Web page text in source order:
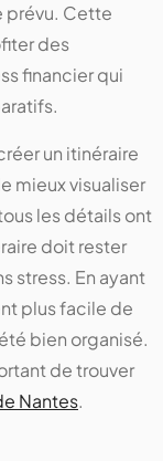
prévu. Cette
des
financier qui
un itinéraire
mieux visualiser
les détails ont
doit rester
stress. En ayant
plus facile de
bien organisé.
de trouver
Nantes.